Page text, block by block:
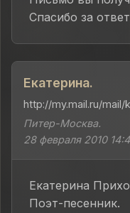
Спасибо за ответ
Екатерина.
http://my.mail.ru/
Питер-Москва.
28 февраля 2010
Екатерина
Поэт-песенник.